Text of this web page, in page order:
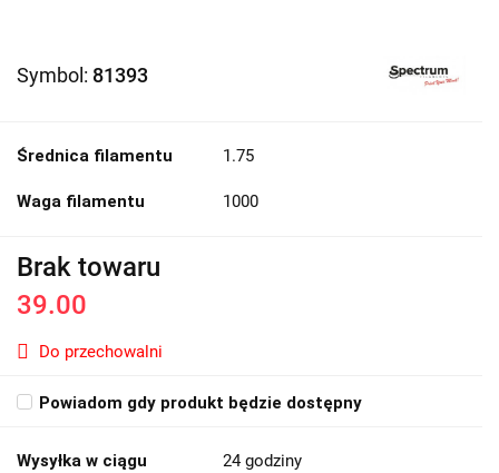
Symbol: 81393
Średnica filamentu 1.75
Waga filamentu 1000
Brak towaru
39.00
Do przechowalni
Powiadom gdy produkt będzie dostępny
Wysyłka w ciągu 24 godziny